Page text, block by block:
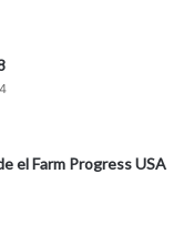
el Farm Progress USA